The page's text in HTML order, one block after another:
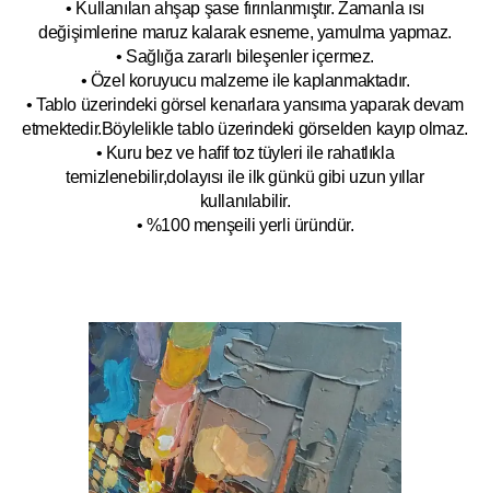
• Kullanılan ahşap şase fırınlanmıştır. Zamanla ısı
değişimlerine maruz kalarak esneme, yamulma yapmaz.
• Sağlığa zararlı bileşenler içermez.
• Özel koruyucu malzeme ile kaplanmaktadır.
• Tablo üzerindeki görsel kenarlara yansıma yaparak devam
etmektedir.Böylelikle tablo üzerindeki görselden kayıp olmaz.
• Kuru bez ve hafif toz tüyleri ile rahatlıkla
temizlenebilir,dolayısı ile ilkgünkü gibi uzun yıllar
kullanılabilir.
• %100 menşeili yerli üründür.